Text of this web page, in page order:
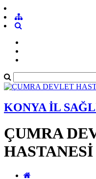
KONYA İL
ÇUMRA
HASTANESİ